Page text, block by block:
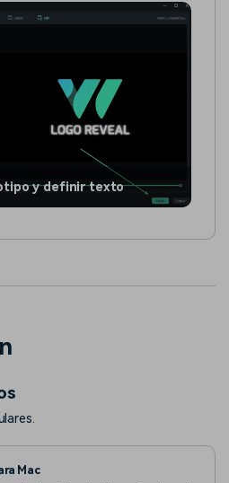
y definir texto
Mac